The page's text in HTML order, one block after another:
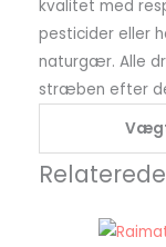
kvalitet med
pesticider eller
naturgær. Alle
stræben efter